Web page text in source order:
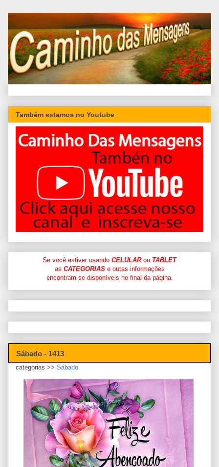
Também estamos no Youtube
Se você estiver usando CELULARou TABLET
as CATEGORIASe outas informações
encontram-se disponíveis no final da página.
Sábado - 1413
categorias >> Sábado